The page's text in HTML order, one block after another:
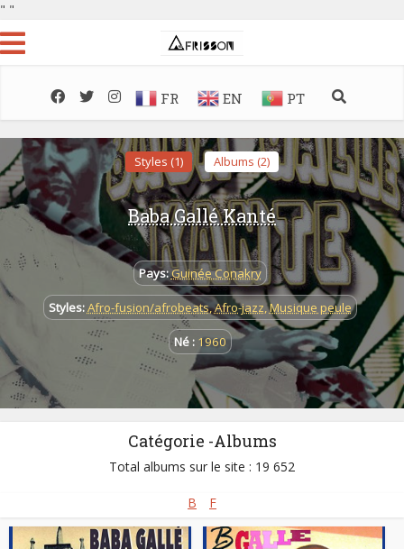
" "
FR EN PT
Styles (1) Albums (2)
Baba Gallé Kanté
Pays:Guinée Conakry
Styles:Afro-fusion/afrobeats,Afro-jazz,Musique peule
Né : 1960
Catégorie -Albums
Total albums sur le site : 19 652
B F